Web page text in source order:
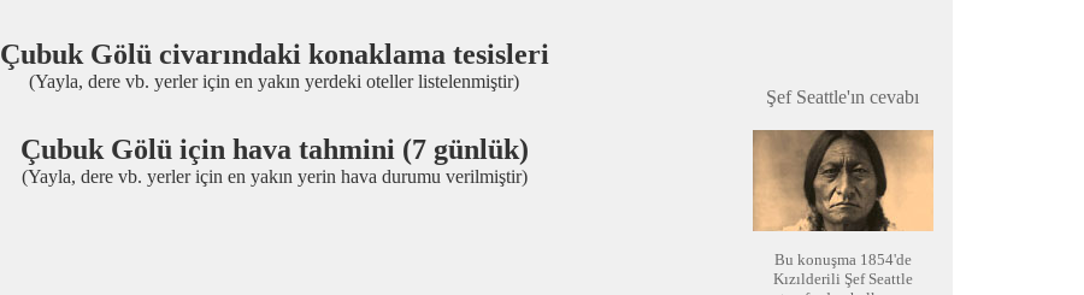
Çubuk Gölü civarındaki konaklama tesisleri
(Yayla, dere vb. yerler için en yakın yerdeki oteller listelenmiştir)
Çubuk Gölü için hava tahmini (7 günlük)
(Yayla, dere vb. yerler için en yakın yerin hava durumu verilmiştir)
Şef Seattle'ın cevabı
Bu konuşma 1854'de
Kızılderili Şef Seattle